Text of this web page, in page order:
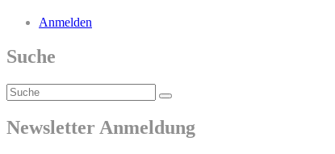
Anmelden
Suche
Search
for:
Search
Newsletter Anmeldung